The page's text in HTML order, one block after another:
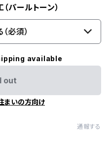
パールトーン）
必須）
available
out
まいの方向け
通報する